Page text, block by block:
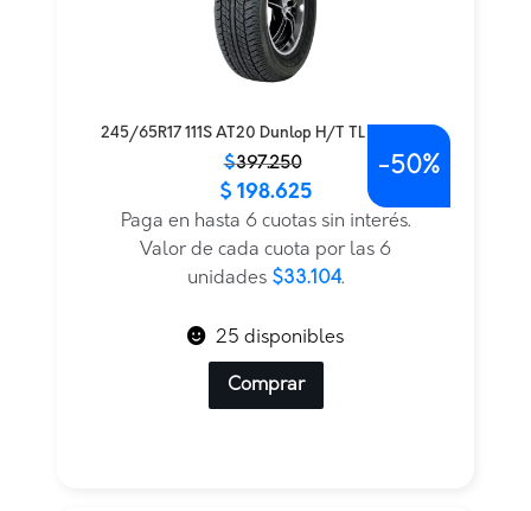
245/65R17 111S AT20 Dunlop H/T TL BLK THA
$397.250
original
actual
$ 198.625
Paga en hasta 6 cuotas sin interés.
Valor de cada cuota por las 6
unidades $33.104.
-50%
25 disponibles
Comprar